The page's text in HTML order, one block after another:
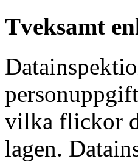
Tveksamt
vilka flickor
lagen.